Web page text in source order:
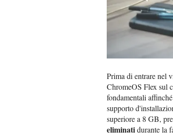
Prima di entrare nel
ChromeOS Flex sul
fondamentali
supporto
superiore a 8 GB,
eliminatidurante la